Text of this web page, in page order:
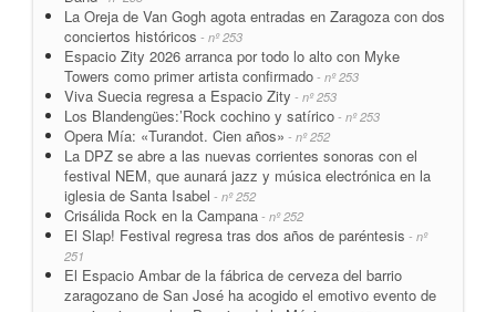
La Oreja de Van Gogh agota entradas en Zaragoza con dos
conciertos históricos - nº 253
Espacio Zity 2026 arranca por todo lo alto con Myke
Towers como primer artista confirmado - nº 253
Viva Suecia regresa a Espacio Zity - nº 253
Los Blandengües:’Rock cochino y satírico - nº 253
Opera Mía: «Turandot. Cien años» - nº 252
La DPZ se abre a las nuevas corrientes sonoras con el
festival NEM, que aunará jazz y música electrónica en la
iglesia de Santa Isabel - nº 252
Crisálida Rock en la Campana - nº 252
El Slap! Festival regresa tras dos años de paréntesis - nº
251
El Espacio Ambar de la fábrica de cerveza del barrio
zaragozano de San José ha acogido el emotivo evento de